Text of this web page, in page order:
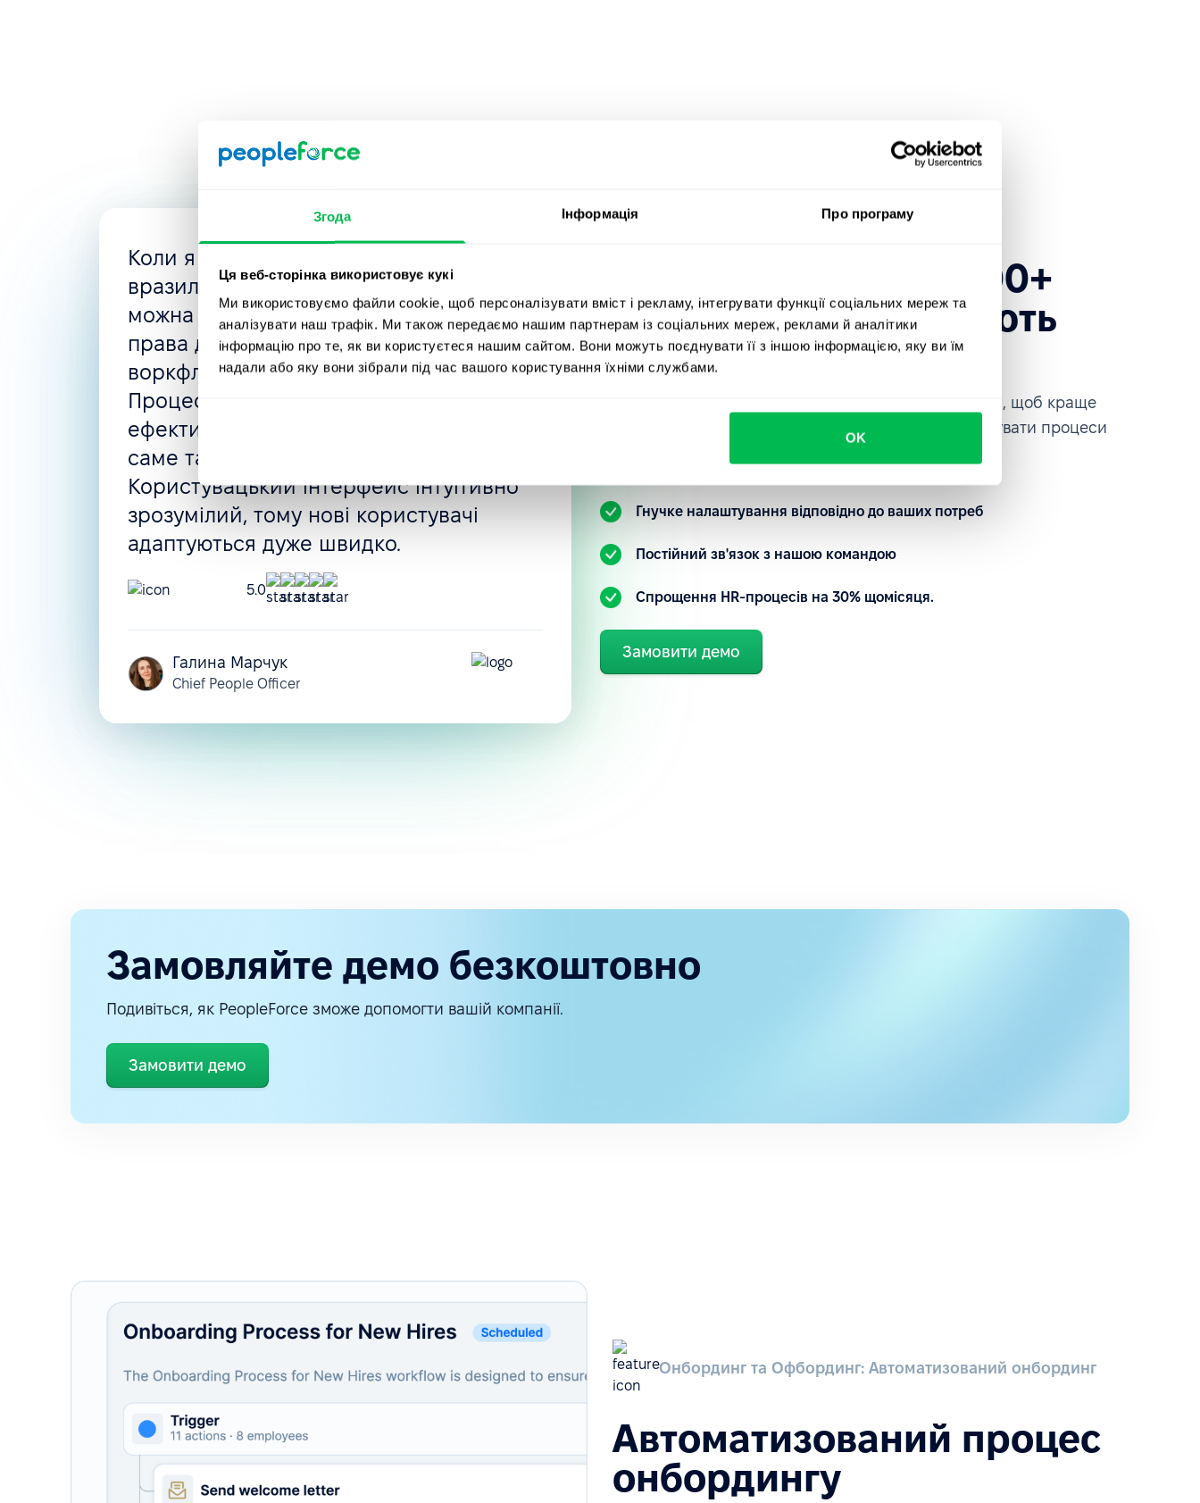
Згода Інформація Про програму
Ця веб-сторінка використовує кукі
Ми використовуємо файли cookie, щоб персоналізувати вміст і рекламу, інтегрувати функції соціальних мереж та
аналізувати наш трафік. Ми також передаємо нашим партнерам із соціальних мереж, реклами й аналітики
інформацію про те, як ви користуєтеся нашим сайтом. Вони можуть поєднувати її з іншою інформацією, яку ви їм
надали або яку вони зібрали під час вашого користування їхніми службами.
OK
Коли я шукала нову HRMS, мене
вразила гнучкість PeopleForce, в якій
можна створити все, що потрібно:
права доступу, автоматизовані
воркфлоу, політики відсутностей, тощо.
Процес найму і навіть оцінка
ефективності можуть бути налаштовані
саме так, як вам потрібно.
Користувацький інтерфейс інтуїтивно
зрозумілий, тому нові користувачі
адаптуються дуже швидко.
5.0
Галина Марчук
Chief People Officer
Приєднуйтесь до 1600+
компаній, які довіряють
PeopleForce
Ознайомтеся з нашою HR-платформою на власні очі, щоб краще
зрозуміти, як ви можете автоматизувати та кастомізувати процеси
Гнучке налаштування відповідно до ваших потреб
Постійний зв'язок з нашою командою
Спрощення HR-процесів на 30% щомісяця.
Замовити демо
Замовляйте демо безкоштовно
Подивіться, як PeopleForce зможе допомогти вашій компанії.
Замовити демо
Онбординг та Офбординг: Автоматизований онбординг
Автоматизований процес
онбордингу